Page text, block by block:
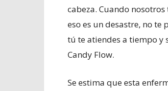
cabeza. Cuando
eso es un desastre, no
tú te atiendes a tiempo y
Candy Flow.
Se estima que esta